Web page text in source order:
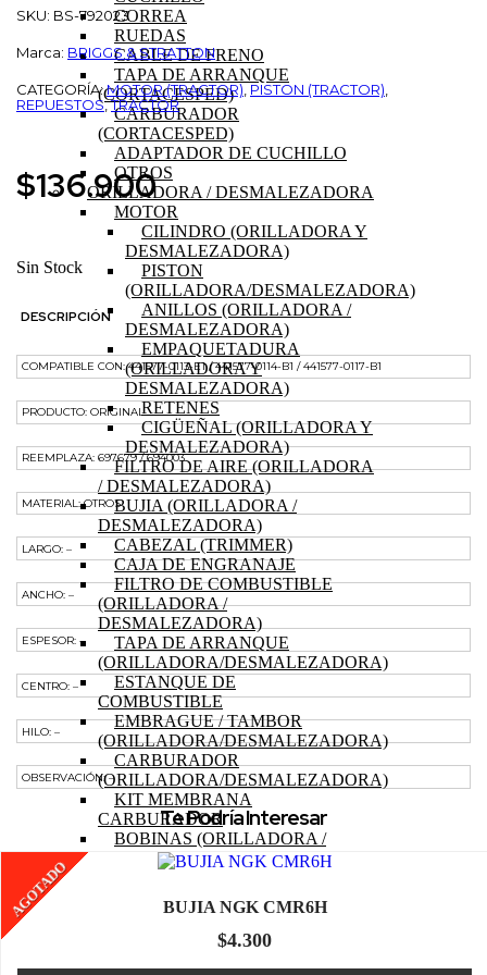
CORREA
RUEDAS
CABLE DE FRENO
TAPA DE ARRANQUE
(CORTACESPED)
CARBURADOR
(CORTACESPED)
ADAPTADOR DE CUCHILLO
OTROS
ORILLADORA / DESMALEZADORA
MOTOR
CILINDRO (ORILLADORA Y
DESMALEZADORA)
PISTON
(ORILLADORA/DESMALEZADORA)
ANILLOS (ORILLADORA /
DESMALEZADORA)
EMPAQUETADURA
(ORILLADORA Y
DESMALEZADORA)
RETENES
CIGÜEÑAL (ORILLADORA Y
DESMALEZADORA)
FILTRO DE AIRE (ORILLADORA
/ DESMALEZADORA)
BUJIA (ORILLADORA /
DESMALEZADORA)
CABEZAL (TRIMMER)
CAJA DE ENGRANAJE
FILTRO DE COMBUSTIBLE
(ORILLADORA /
DESMALEZADORA)
TAPA DE ARRANQUE
(ORILLADORA/DESMALEZADORA)
ESTANQUE DE
COMBUSTIBLE
EMBRAGUE / TAMBOR
(ORILLADORA/DESMALEZADORA)
CARBURADOR
(ORILLADORA/DESMALEZADORA)
KIT MEMBRANA
CARBURADOR
BOBINAS (ORILLADORA /
DESMALEZADORA)
(ORILLADORA/DESMALEZADORA)
OTROS (ORILLADORA
DESMALEZADORA)
SKU: BS-792023
Marca: BRIGGS & STRATTON
CATEGORÍA:MOTOR (TRACTOR),PISTON (TRACTOR)
REPUESTOS,TRACTOR
$136.900
Sin Stock
DESCRIPCIÓN
COMPATIBLE CON: 441577-0113-E1 / 441577-0114-B1 / 441577-0117-B1
PRODUCTO: ORIGINAL
REEMPLAZA: 697679 / 694003
MATERIAL: OTROS
LARGO: –
ANCHO: –
ESPESOR: –
CENTRO: –
HILO: –
OBSERVACIÓN: –
Te Podría Interesar
BUJIA NGK CMR6H
AGOTADO
$4.300